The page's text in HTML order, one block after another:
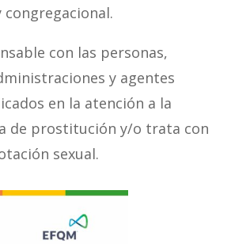
con las personas,
y agentes
en la atención a la
de prostitución y/o trata con
sexual.